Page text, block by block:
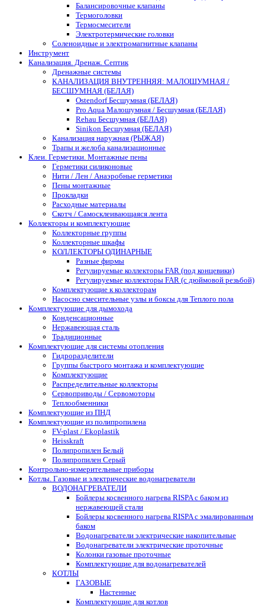
Балансировочные клапаны
Термоголовки
Термосмесители
Электротермические головки
Соленоидные и электромагнитные клапаны
Инструмент
Канализация. Дренаж. Септик
Дренажные системы
КАНАЛИЗАЦИЯ ВНУТРЕННЯЯ: МАЛОШУМНАЯ /
БЕСШУМНАЯ (БЕЛАЯ)
Ostendorf Бесшумная (БЕЛАЯ)
Pro Aqua Малошумная / Бесшумная (БЕЛАЯ)
Rehau Бесшумная (БЕЛАЯ)
Sinikon Бесшумная (БЕЛАЯ)
Канализация наружная (РЫЖАЯ)
Трапы и желоба канализационные
Клеи. Герметики. Монтажные пены
Герметики силиконовые
Нити / Лен / Анаэробные герметики
Пены монтажные
Прокладки
Расходные материалы
Скотч / Самосклеивающаяся лента
Коллекторы и комплектующие
Коллекторные группы
Коллекторные шкафы
КОЛЛЕКТОРЫ ОДИНАРНЫЕ
Разные фирмы
Регулируемые коллекторы FAR (под концевики)
Регулируемые коллекторы FAR (с дюймовой резьбой)
Комплектующие к коллекторам
Насосно смесительные узлы и боксы для Теплого пола
Комплектующие для дымохода
Конденсационные
Нержавеющая сталь
Традиционные
Комплектующие для системы отопления
Гидроразделители
Группы быстрого монтажа и комплектующие
Комплектующие
Распределительные коллекторы
Сервоприводы / Сервомоторы
Теплообменники
Комплектующие из ПНД
Комплектующие из полипропилена
FV-plast / Ekoplastik
Heisskraft
Полипропилен Белый
Полипропилен Серый
Контрольно-измерительные приборы
Котлы. Газовые и электрические водонагреватели
ВОДОНАГРЕВАТЕЛИ
Бойлеры косвенного нагрева RISPA с баком из
нержавеющей стали
Бойлеры косвенного нагрева RISPA с эмалированным
баком
Водонагреватели электрические накопительные
Водонагреватели электрические проточные
Колонки газовые проточные
Комплектующие для водонагревателей
КОТЛЫ
ГАЗОВЫЕ
Настенные
Комплектующие для котлов